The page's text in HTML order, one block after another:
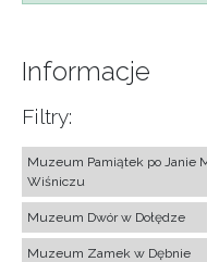
Informacje
Filtry:
Muzeum Pamiątek po Janie
Wiśniczu
Muzeum Dwór w Dołędze
Muzeum Zamek w Dębnie